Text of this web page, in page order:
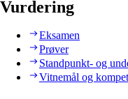
Vurdering
Eksamen
Prøver
Standpunkt- og
Vitnemål og